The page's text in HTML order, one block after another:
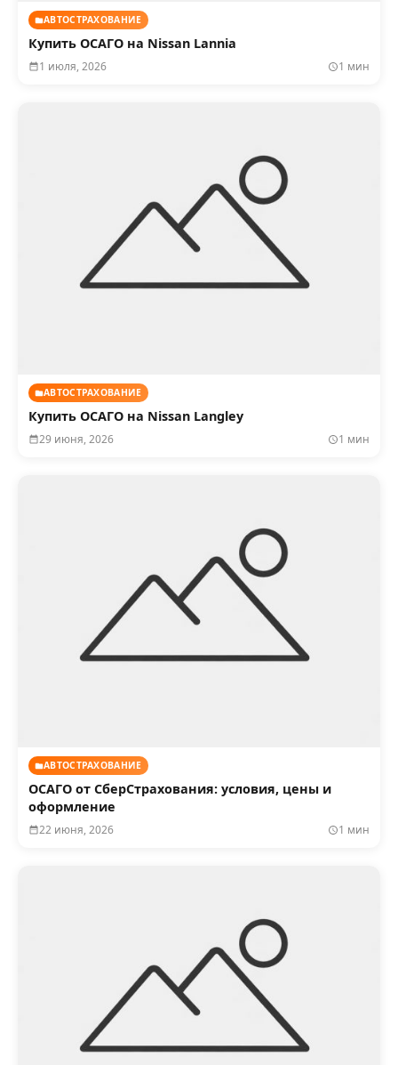
АВТОСТРАХОВАНИЕ
Купить ОСАГО на Nissan Lannia
1 июля, 2026 1 мин
АВТОСТРАХОВАНИЕ
Купить ОСАГО на Nissan Langley
29 июня, 2026 1 мин
АВТОСТРАХОВАНИЕ
ОСАГО от СберСтрахования: условия, цены и
оформление
22 июня, 2026 1 мин